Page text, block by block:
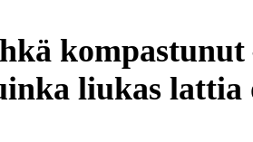
liukas lattia